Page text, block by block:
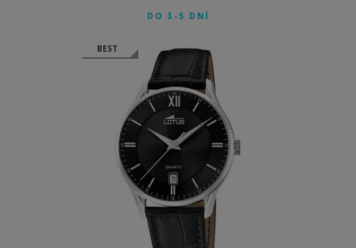
DO 3-5 DNÍ
BEST